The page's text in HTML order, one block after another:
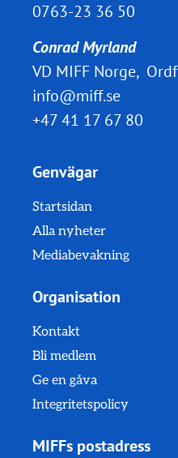
0763-23 36 50
Conrad Myrland
VD MIFF Norge,
info@miff.se
+47 41 17 67 80
Genvägar
Startsidan
Alla nyheter
Mediabevakning
Organisation
Kontakt
Bli medlem
Ge en gåva
Integritetspolicy
MIFFs postadress